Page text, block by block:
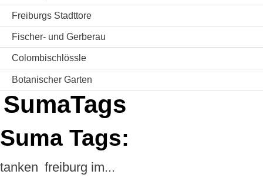
Freiburgs Stadttore
Fischer- und Gerberau
Colombischlössle
Botanischer Garten
SumaTags
Suma Tags:
tanken freiburg im...